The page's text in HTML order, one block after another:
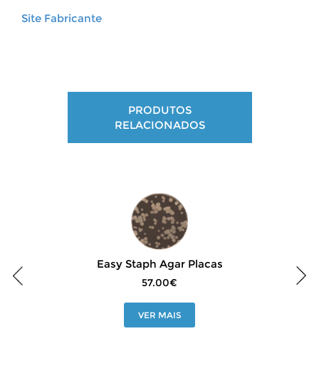
Site Fabricante
PRODUTOS
RELACIONADOS
Easy Staph Agar Placas
57.00€
VER MAIS